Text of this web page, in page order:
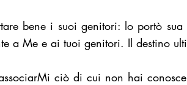
bene i suoi genitori: lo portò
a Me e ai tuoi genitori. Il destino
ciò di cui non hai